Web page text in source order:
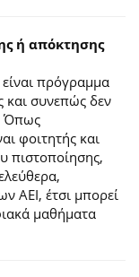
ή απόκτησης
πρόγραμμα
συνεπώς δεν
Όπως
φοιτητής και
πιστοποίησης,
ΑΕΙ, έτσι μπορεί
μαθήματα